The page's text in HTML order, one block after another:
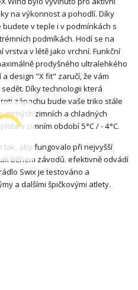
na výkonnost a pohodlí. Díky
v teple i v podmínkách s
podmíkách. Hodí se na
vrstva v létě jako vrchní. Funkční
prodyšného ultralehkého
design "X fit" zaručí, že vám
Díky technologii která
zápachu bude vaše triko stále
zimních a chladných
v zimním období 5°C / - 4°C.
tak, aby fungovalo při nejvyšší
během závodů. efektivně odvádí
Swix je testováno a
a dalšími špičkovými atlety.